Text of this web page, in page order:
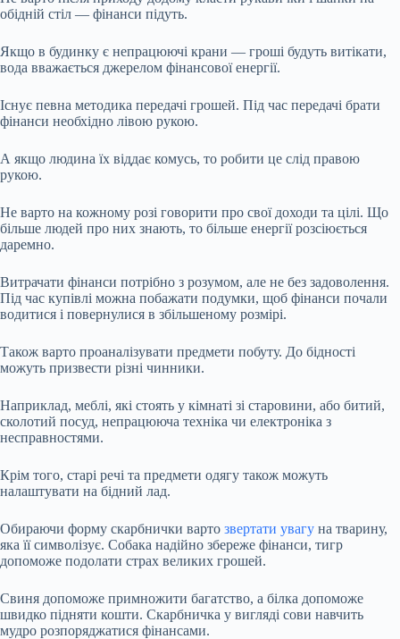
обідній стіл — фінанси підуть.
Якщо в будинку є непрацюючі крани — гроші будуть витікати,
вода вважається джерелом фінансової енергії.
Існує певна методика передачі грошей. Під час передачі брати
фінанси необхідно лівою рукою.
А якщо людина їх віддає комусь, то робити це слід правою
рукою.
Не варто на кожному розі говорити про свої доходи та цілі. Що
більше людей про них знають, то більше енергії розсіюється
даремно.
Витрачати фінанси потрібно з розумом, але не без задоволення.
Під час купівлі можна побажати подумки, щоб фінанси почали
водитися і повернулися в збільшеному розмірі.
Також варто проаналізувати предмети побуту. До бідності
можуть призвести різні чинники.
Наприклад, меблі, які стоять у кімнаті зі старовини, або битий,
сколотий посуд, непрацююча техніка чи електроніка з
несправностями.
Крім того, старі речі та предмети одягу також можуть
налаштувати на бідний лад.
Обираючи форму скарбнички варто звертати увагу на тварину,
яка її символізує. Собака надійно збереже фінанси, тигр
допоможе подолати страх великих грошей.
Свиня допоможе примножити багатство, а білка допоможе
швидко підняти кошти. Скарбничка у вигляді сови навчить
мудро розпоряджатися фінансами.